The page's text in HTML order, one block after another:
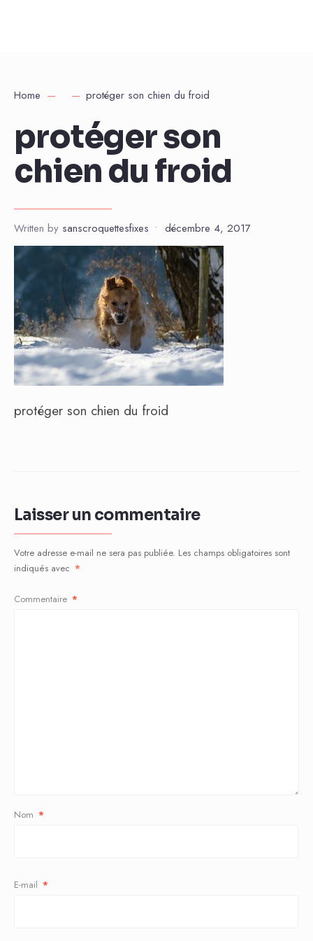
Home protéger son chien du froid
protéger son
chien du froid
Written by sanscroquettesfixes • décembre 4, 2017
protéger son chien du froid
Laisser un commentaire
Votre adresse e-mail ne sera pas publiée. Les champs obligatoires sont
indiqués avec *
Commentaire *
Nom *
E-mail *